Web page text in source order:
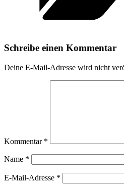
Schreibe einen Kommentar
Deine E-Mail-Adresse wird nicht
Kommentar *
Name *
E-Mail-Adresse *